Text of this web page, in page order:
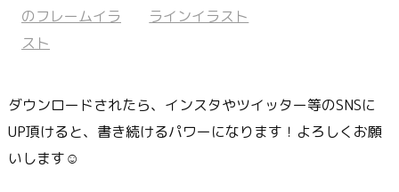
ダウンロードされたら、インスタやツイッター等のSNSに
UP頂けると、書き続けるパワーになります！よろしくお願
いします☺